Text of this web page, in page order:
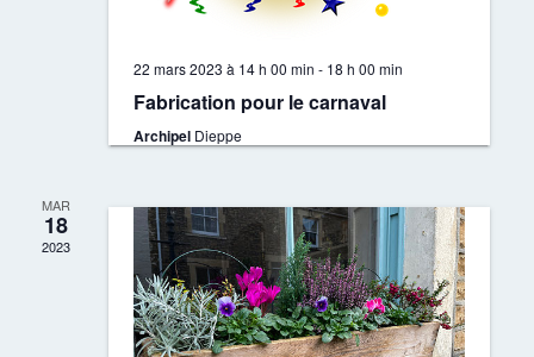
22 mars 2023 à 14 h 00 min - 18 h 00 min
Fabrication pour le carnaval
Archipel Dieppe
MAR
18
2023